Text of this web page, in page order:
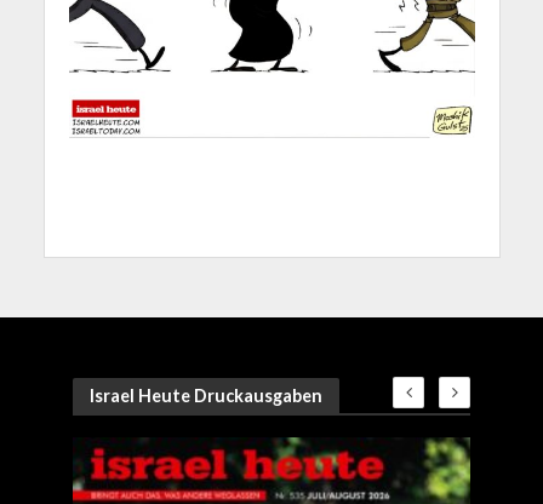
Israel Heute Druckausgaben